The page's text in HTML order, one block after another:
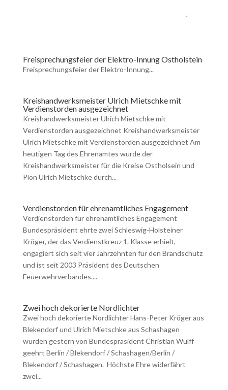
Freisprechungsfeier der Elektro-Innung Ostholstein
Freisprechungsfeier der Elektro-Innung...
Kreishandwerksmeister Ulrich Mietschke mit
Verdienstorden ausgezeichnet
Kreishandwerksmeister Ulrich Mietschke mit
Verdienstorden ausgezeichnet Kreishandwerksmeister
Ulrich Mietschke mit Verdienstorden ausgezeichnet Am
heutigen Tag des Ehrenamtes wurde der
Kreishandwerksmeister für die Kreise Ostholsein und
Plön Ulrich Mietschke durch...
Verdienstorden für ehrenamtliches Engagement
Verdienstorden für ehrenamtliches Engagement
Bundespräsident ehrte zwei Schleswig-Holsteiner
Kröger, der das Verdienstkreuz 1. Klasse erhielt,
engagiert sich seit vier Jahrzehnten für den Brandschutz
und ist seit 2003 Präsident des Deutschen
Feuerwehrverbandes....
Zwei hoch dekorierte Nordlichter
Zwei hoch dekorierte Nordlichter Hans-Peter Kröger aus
Blekendorf und Ulrich Mietschke aus Schashagen
wurden gestern von Bundespräsident Christian Wulff
geehrt Berlin / Blekendorf / Schashagen/Berlin /
Blekendorf / Schashagen. Höchste Ehre widerfährt
zwei...